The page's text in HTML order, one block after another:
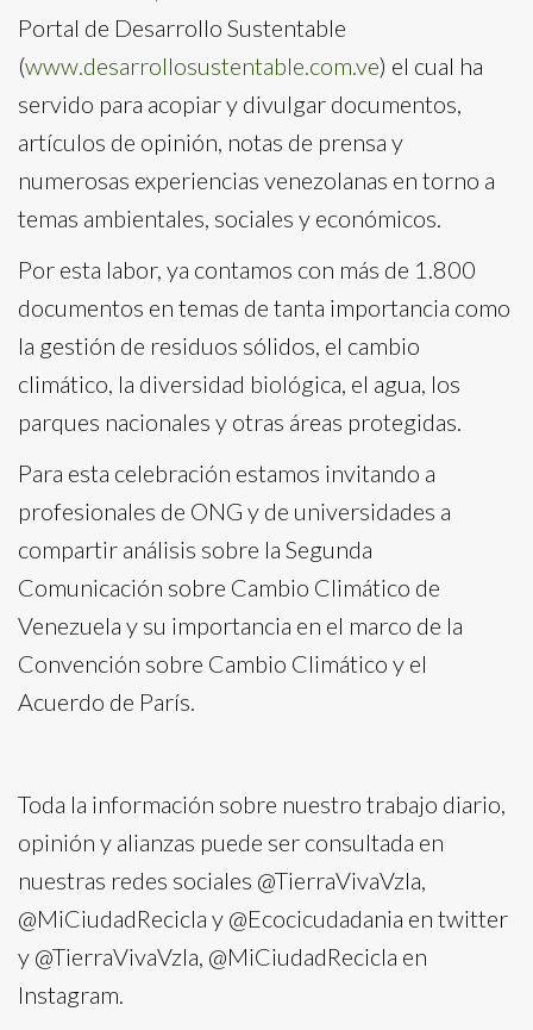
Portal de Desarrollo Sustentable
(www.desarrollosustentable.com.ve) el cual ha
servido para acopiar y divulgar documentos,
artículos de opinión, notas de prensa y
numerosas experiencias venezolanas en torno a
temas ambientales, sociales y económicos.
Por esta labor, ya contamos con más de 1.800
documentos en temas de tanta importancia como
la gestión de residuos sólidos, el cambio
climático, la diversidad biológica, el agua, los
parques nacionales y otras áreas protegidas.
Para esta celebración estamos invitando a
profesionales de ONG y de universidades a
compartir análisis sobre la Segunda
Comunicación sobre Cambio Climático de
Venezuela y su importancia en el marco de la
Convención sobre Cambio Climático y el
Acuerdo de París.
Toda la información sobre nuestro trabajo diario,
opinión y alianzas puede ser consultada en
nuestras redes sociales @TierraVivaVzla,
@MiCiudadRecicla y @Ecocicudadania en twitter
y @TierraVivaVzla, @MiCiudadRecicla en
Instagram.